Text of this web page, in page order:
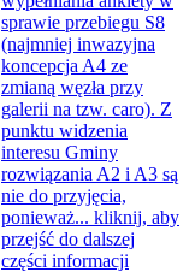
sprawie przebiegu S8
(najmniej inwazyjna
koncepcja A4 ze
zmianą węzła przy
galerii na tzw. caro). Z
punktu widzenia
interesu Gminy
rozwiązania A2 i A3 są
nie do przyjęcia,
ponieważ... kliknij, aby
przejść do dalszej
części informacji